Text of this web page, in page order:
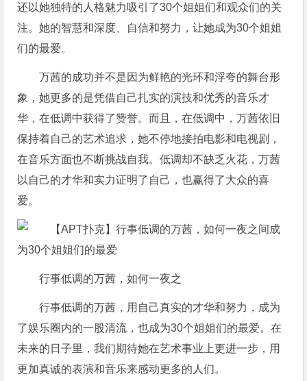
还以她独特的人格魅力吸引了30个姐姐们和观众们的关
注。她的智慧和深度、自信和努力，让她成为30个姐姐
们的最爱。
万茜的成功并不是因为鲜艳的光环和浮夸的舞台形
象，她更多的是凭借自己扎实的演技和优秀的音乐才
华，在低调中获得了赞誉。而且，在低调中，万茜依旧
保持着自己的艺术追求，她不停地接拍电影和电视剧，
在音乐方面也不断挑战自我。低调却不缺乏火花，万茜
以自己的才华和实力证明了自己，也赢得了大众的喜
爱。
行事低调的万茜，如何一夜之
行事低调的万茜，用自己真实的才华和努力，成为
了娱乐圈内的一股清流，也成为30个姐姐们的最爱。在
未来的日子里，我们期待她在艺术事业上更进一步，用
更加真诚的表演和音乐来感动更多的人们。